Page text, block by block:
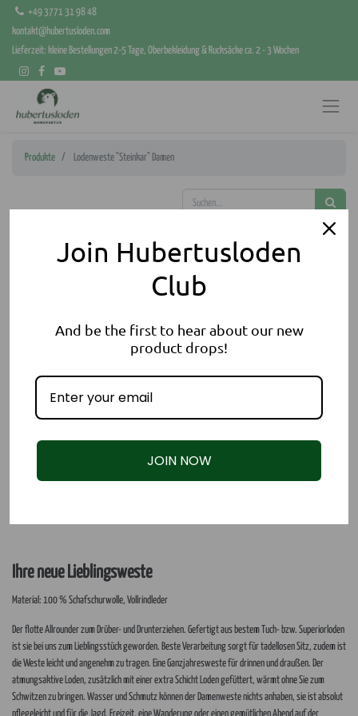
+49 3771 31 98 48
kontakt@hubertusloden.com
Lieferzeit: kleine Bestellungen 2-5 Tage, Oberbekleidung & Rucksäcke ca. 2 - 3 Wochen
Produkte Lodenweste "Steinkar" Damen
Ihre neue Lieblingsweste
Material: 100 % Schafschurwolle, Vollrindleder
Der flotte Allrounder zum Drüber- und Drunterziehen. Gefertigt aus bestem Tuch- bzw. Superiorloden
ist sie bei uns zum Lieblingsstück geworden. Beste Verarbeitung sorgt für tadellosen Sitz, zudem ist
die Weste leicht und angenehm zu tragen. Eine Ganzjahresweste für drinnen und draußen. Der
atmungsaktive Loden, zusätzlich mit einer extra Schicht Loden gefüttert, wärmt ohne Sie zum
Schwitzen zu bringen. Wasser und Schmutz können der Damenweste nichts anhaben, sie ist absolut
Join Hubertusloden
Club
And be the first to hear about our new
product drops!
JOIN NOW